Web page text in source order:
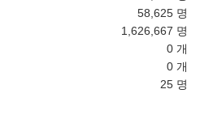
58,625 명
1,626,667 명
0 개
0 개
25 명